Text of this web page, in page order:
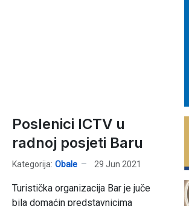
Poslenici ICTV u
radnoj posjeti Baru
Kategorija: Obale 29 Jun 2021
Turistička organizacija Bar je juče
bila domaćin predstavnicima